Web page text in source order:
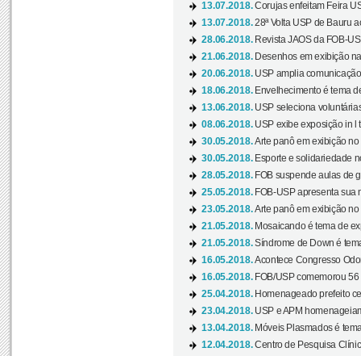
13.07.2018.Corujas enfeitam Feira
13.07.2018.28ª Volta USP de Bauru
28.06.2018. Revista JAOS da FOB-
21.06.2018. Desenhos em exibição
20.06.2018. USP amplia
18.06.2018. Envelhecimento é tema
13.06.2018. USP seleciona
08.06.2018. USP exibe exposição in l
30.05.2018.Arte panô em exibição no
30.05.2018. Esporte e solidariedade
28.05.2018. FOB suspende aulas de
25.05.2018. FOB-USP apresenta sua
23.05.2018.Arte panô em exibição no
21.05.2018. Mosaicando é tema de
21.05.2018.Síndrome de Down é
16.05.2018.Acontece Congresso
16.05.2018. FOB/USP comemorou
25.04.2018. Homenageado prefeito
23.04.2018. USP e APM
13.04.2018. Móveis Plasmados é
12.04.2018.Centro de Pesquisa